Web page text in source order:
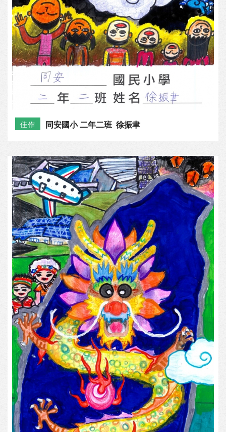
佳作 同安國小 二年二班 徐振聿